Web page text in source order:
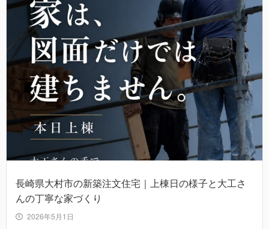
長崎県大村市の新築注文住宅｜上棟日の様子と大工さ
んの丁寧な家づくり
2026年5月1日